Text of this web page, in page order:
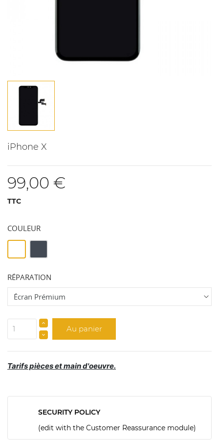
iPhone X
99,00 €
TTC
COULEUR
Blanc
RÉPARATION
Au panier
Tarifs pièces et main d'oeuvre.
SECURITY POLICY
(edit with the Customer Reassurance module)